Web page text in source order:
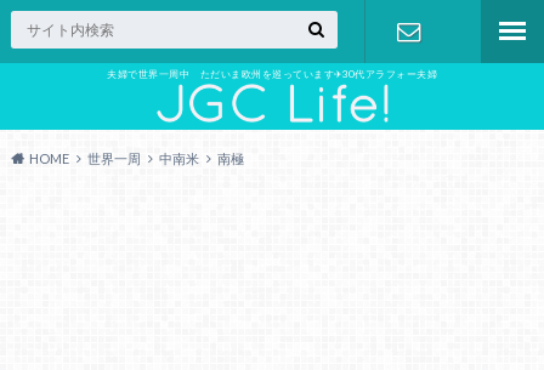
夫婦で世界一周中 ただいま欧州を巡っています✈︎30代アラフォー夫婦
お問い合わ
HOME 世界一周 中南米 南極